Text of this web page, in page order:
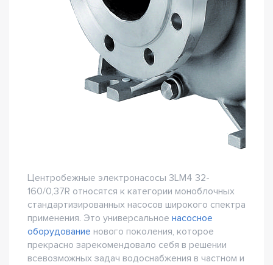
Центробежные электронасосы 3LM4 32-
160/0,37R относятся к категории моноблочных
стандартизированных насосов широкого спектра
применения. Это универсальное насосное
оборудование нового поколения, которое
прекрасно зарекомендовало себя в решении
всевозможных задач водоснабжения в частном и